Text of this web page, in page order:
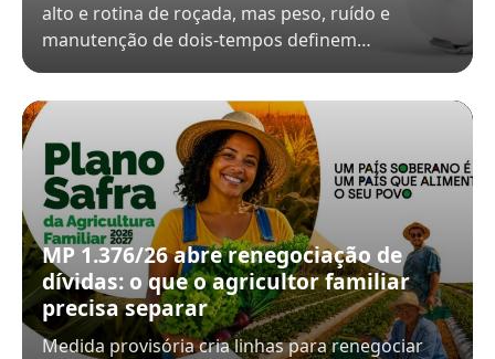
alto e rotina de roçada, mas peso, ruído e
manutenção de dois-tempos definem…
MP 1.376/26 abre renegociação de
dívidas: o que o agricultor familiar
precisa separar
Medida provisória cria linhas para renegociar